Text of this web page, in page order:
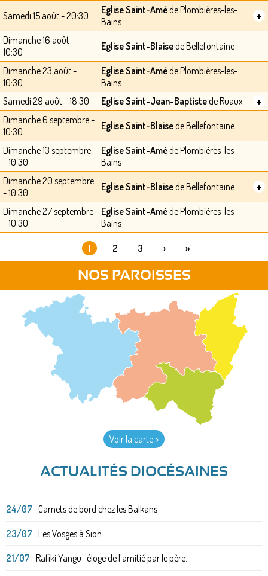
Samedi 15 août - 20:30 Eglise Saint-Améde Plombières-les-
Bains
+
Dimanche 16 août -
10:30
Eglise Saint-Blaisede Bellefontaine
Dimanche 23 août -
10:30
Eglise Saint-Améde Plombières-les-
Bains
Samedi 29 août - 18:30
Eglise Saint-Jean-Baptistede Ruaux +
Dimanche 6 septembre -
10:30
Eglise Saint-Blaisede Bellefontaine
Dimanche 13 septembre
- 10:30
Eglise Saint-Améde Plombières-les-
Bains
Dimanche 20 septembre
- 10:30
Eglise Saint-Blaisede Bellefontaine +
Dimanche 27 septembre
- 10:30
Eglise Saint-Améde Plombières-les-
Bains
1 2 3 › »
NOS PAROISSES
Voir la carte >
ACTUALITÉS DIOCÉSAINES
24/07 Carnets de bord chez les Balkans
23/07 Les Vosges à Sion
21/07 Rafiki Yangu : éloge de l'amitié par le père...